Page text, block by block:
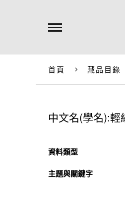
首頁 藏品目錄
中文名(學名):輕
資料類型
主題與關鍵字